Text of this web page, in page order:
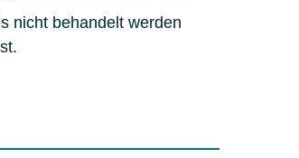
nicht behandelt werden